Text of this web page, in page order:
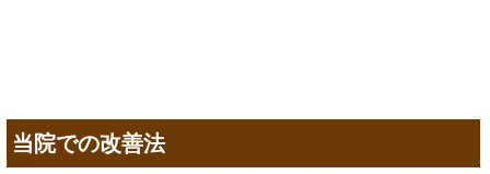
当院での改善法